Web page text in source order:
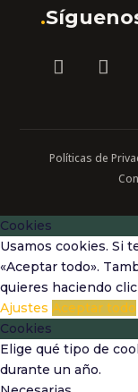
.
Políticas de
Cookies
Usamos cookies. Si
«Aceptar todo».
quieres haciendo
Ajustes Aceptar todo
Cookies
Elige qué tipo de
durante un año.